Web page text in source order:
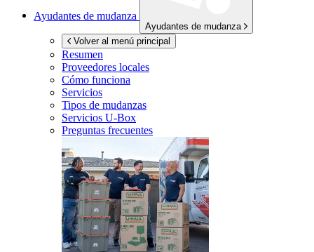
Ayudantes de mudanza
Ayudantes de mudanza
Volver al menú principal
Resumen
Proveedores locales
Cómo funciona
Servicios
Tipos de mudanzas
Servicios U-Box
Preguntas frecuentes